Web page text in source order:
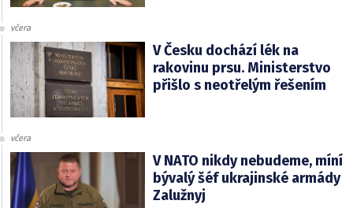
včera
V Česku dochází lék na
rakovinu prsu. Ministerstvo
přišlo s neotřelým řešením
včera
V NATO nikdy nebudeme, míní
bývalý šéf ukrajinské armády
Zalužnyj